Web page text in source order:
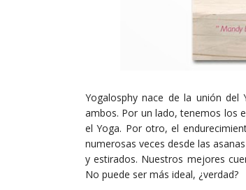
Yogalosphy nace de la unión
ambos. Por un lado, tenemos los
el Yoga. Por otro, el
numerosas veces desde las
y estirados. Nuestros mejores
No puede ser más ideal, ¿verdad?